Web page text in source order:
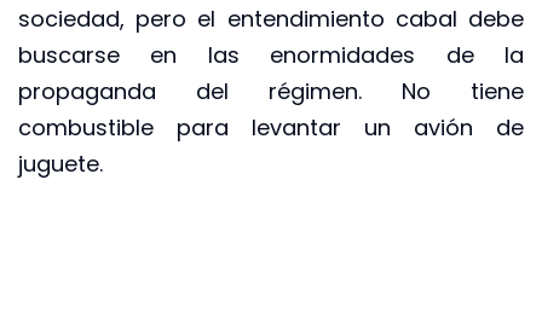
sociedad, pero el entendimiento cabal debe
buscarse en las enormidades de la
propaganda del régimen. No tiene
combustible para levantar un avión de
juguete.